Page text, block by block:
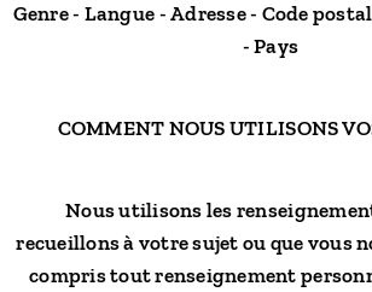
Genre - Langue - Adresse - Code
- Pays
COMMENT NOUS UTILISONS
Nous utilisons les
recueillons à votre sujet ou que vous
compris tout renseignement